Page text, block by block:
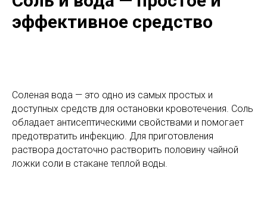
эффективное средство
Соленая вода — это одно из самых простых и
доступных средств для остановки кровотечения. Соль
обладает антисептическими свойствами и помогает
предотвратить инфекцию. Для приготовления
раствора достаточно растворить половину чайной
ложки соли в стакане теплой воды.